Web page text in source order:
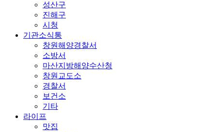
성산구
진해구
시청
기관소식통
창원해양경찰서
소방서
마산지방해양수산청
창원교도소
경찰서
보건소
기타
라이프
맛집